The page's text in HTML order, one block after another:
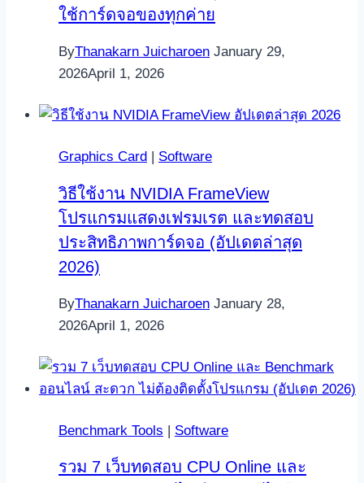
ใช้การ์ดจอของทุกค่าย
ByThanakarn Juicharoen January 29,
2026April 1, 2026
Graphics Card | Software
วิธีใช้งาน NVIDIA FrameView
โปรแกรมแสดงเฟรมเรต และทดสอบ
ประสิทธิภาพการ์ดจอ (อัปเดตล่าสุด
2026)
ByThanakarn Juicharoen January 28,
2026April 1, 2026
Benchmark Tools | Software
รวม 7 เว็บทดสอบ CPU Online และ